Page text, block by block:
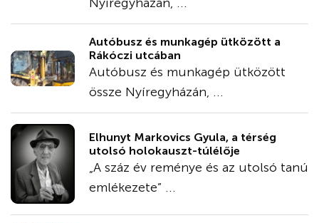
Autóbusz és munkagép ütközött a
Rákóczi utcában
Autóbusz és munkagép ütközött
össze Nyíregyházán, ...
Elhunyt Markovics Gyula, a térség
utolsó holokauszt-túlélője
„A száz év reménye és az utolsó tanú
emlékezete” ...